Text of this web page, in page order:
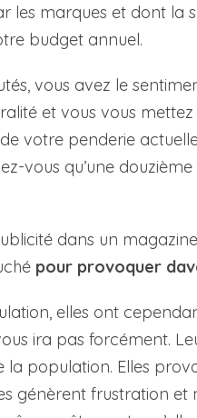
les marques et dont la
budget annuel.
vous avez le
et vous vous
votre penderie
vous qu’une
dans un
pour provoquer
elles ont
ira pas forcément.
population. Elles
génèrent frustration et